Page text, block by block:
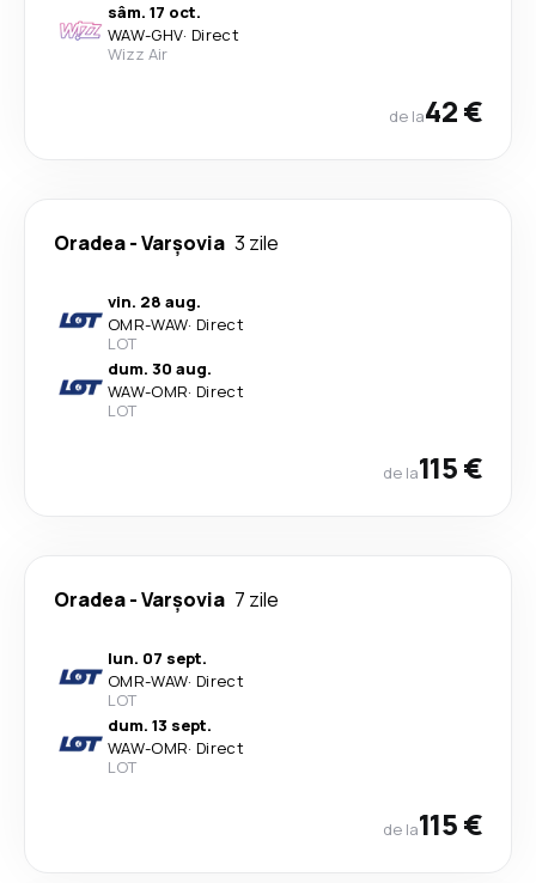
sâm. 17 oct.
WAW-GHV· Direct
Wizz Air
de la42 €
Oradea-Varşovia 3 zile
vin. 28 aug.
OMR-WAW· Direct
LOT
dum. 30 aug.
WAW-OMR· Direct
LOT
de la115 €
Oradea-Varşovia 7 zile
lun. 07 sept.
OMR-WAW· Direct
LOT
dum. 13 sept.
WAW-OMR· Direct
LOT
de la115 €